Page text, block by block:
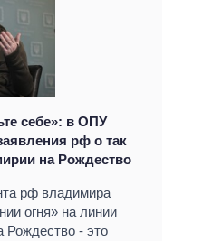
себе»: в ОПУ
рф о так
на Рождество
рф владимира
огня» на линии
Рождество - это